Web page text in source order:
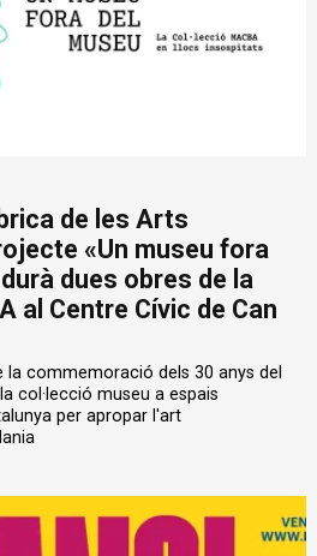
de les Arts
«Un museu fora
dues obres de la
al Centre Cívic de Can
commemoració dels 30 anys del
col·lecció museu a espais
per apropar l'art